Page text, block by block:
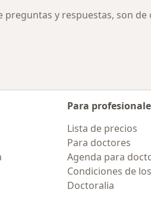
y respuestas, son
Para
Lista de precios
Para doctores
Agenda para
Condiciones de
Doctoralia